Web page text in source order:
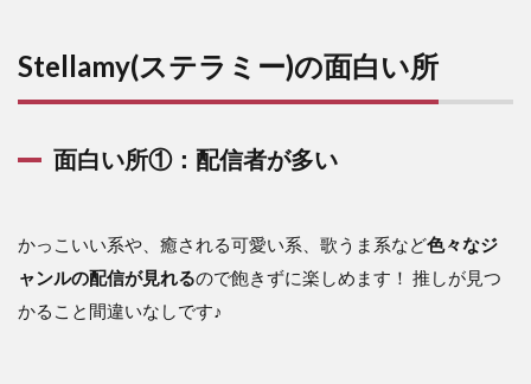
コミ
しい
テラミー)
の評価は？
4
Stellamy(ステラミー)の面白い所
面白い所①：配信者が多い
かっこいい系や、癒される可愛い系、歌うま系など色々なジ
ャンルの配信が見れるので飽きずに楽しめます！ 推しが見つ
かること間違いなしです♪